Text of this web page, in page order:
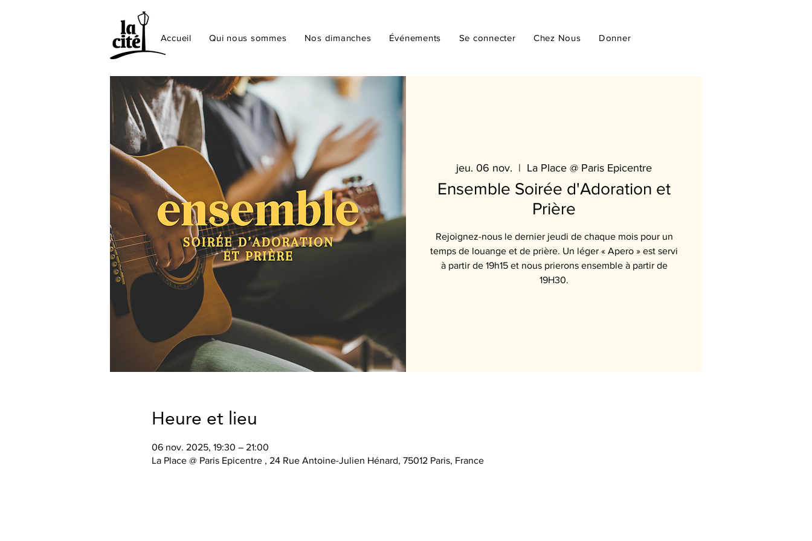
Accueil Qui nous sommes Nos dimanches Événements Se connecter Chez Nous Donner
jeu. 06 nov.
  |
La Place @ Paris Epicentre
Ensemble Soirée d'Adoration et
Prière
Rejoignez-nous le dernier jeudi de chaque mois pour un
temps de louange et de prière. Un léger « Apero » est servi
à partir de 19h15 et nous prierons ensemble à partir de
Heure et lieu
06 nov. 2025, 19:30 – 21:00
La Place @ Paris Epicentre , 24 Rue Antoine-Julien Hénard, 75012 Paris, France